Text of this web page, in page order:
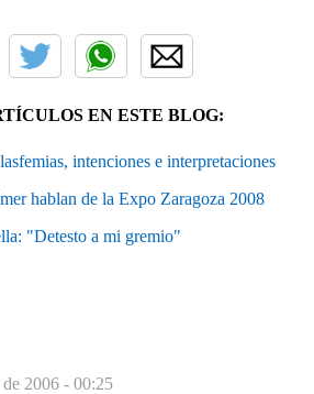
EN ESTE BLOG:
intenciones e interpretaciones
hablan de la Expo Zaragoza 2008
"Detesto a mi gremio"
de 2006 - 00:25